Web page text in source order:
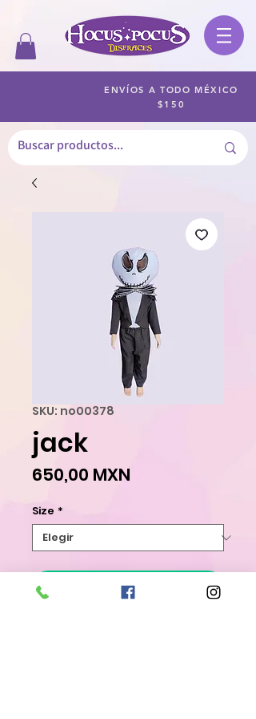
ENVÍOS A TODO MÉXICO
$150
SKU: no00378
jack
650,00 MXN
Size *
Agregar al carrito